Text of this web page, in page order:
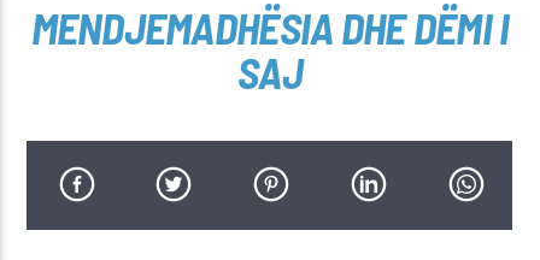
MENDJEMADHËSIA DHE DËMI I
SAJ